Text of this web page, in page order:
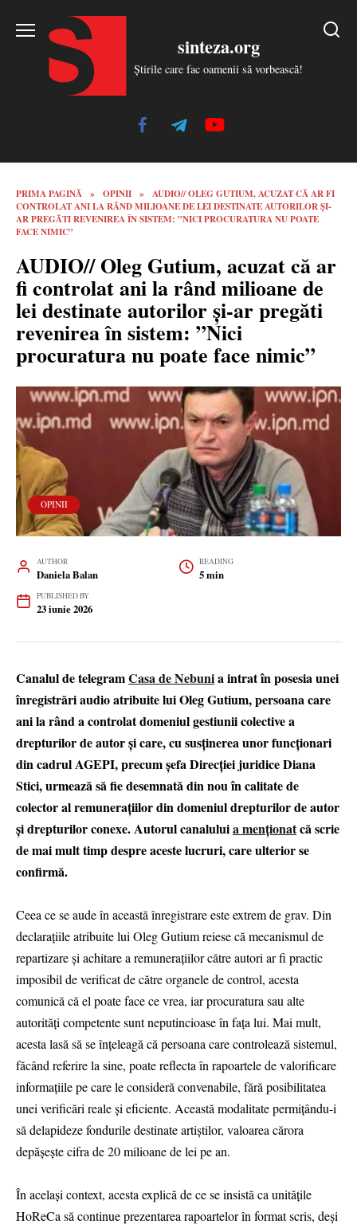
sinteza.org
Știrile care fac oamenii să vorbească!
PRIMA PAGINĂ » OPINII »
AUDIO// OLEG GUTIUM, ACUZAT CĂ AR FI
CONTROLAT ANI LA RÂND MILIOANE DE LEI DESTINATE AUTORILOR ȘI-
AR PREGĂTI REVENIREA ÎN SISTEM: ”NICI PROCURATURA NU POATE
FACE NIMIC”
AUDIO// Oleg Gutium, acuzat că ar
fi controlat ani la rând milioane de
lei destinate autorilor și-ar pregăti
revenirea în sistem: ”Nici
procuratura nu poate face nimic”
OPINII
AUTHOR
Daniela Balan
READING
5 min
PUBLISHED BY
23 iunie 2026
Canalul de telegramCasa de Nebunia intrat în posesia unei
înregistrări audio atribuite lui Oleg Gutium, persoana care
ani la rând a controlat domeniul gestiunii colective a
drepturilor de autor și care, cu susținerea unor funcționari
din cadrul AGEPI, precum șefa Direcției juridice Diana
Stici, urmează să fie desemnată din nou în calitate de
colector al remunerațiilor din domeniul drepturilor de autor
și drepturilor conexe. Autorul canaluluia menționatcă scrie
de mai mult timp despre aceste lucruri, care ulterior se
confirmă.
Ceea ce se aude în această înregistrare este extrem de grav. Din
declarațiile atribuite lui Oleg Gutium reiese că mecanismul de
repartizare și achitare a remunerațiilor către autori ar fi practic
imposibil de verificat de către organele de control, acesta
comunică că el poate face ce vrea, iar procuratura sau alte
autorități competente sunt neputincioase în fața lui. Mai mult,
acesta lasă să se înțeleagă că persoana care controlează sistemul,
făcând referire la sine, poate reflecta în rapoartele de valorificare
informațiile pe care le consideră convenabile, fără posibilitatea
unei verificări reale și eficiente. Această modalitate permițându-i
să delapideze fondurile destinate artiștilor, valoarea cărora
depășește cifra de 20 milioane de lei pe an.
În același context, acesta explică de ce se insistă ca unitățile
HoReCa să continue prezentarea rapoartelor în format scris, deși